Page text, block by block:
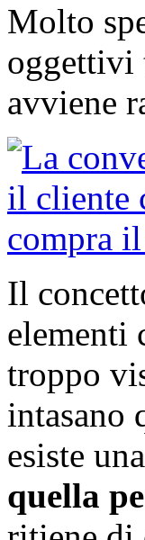
Molto
oggettivi
avviene
Il
elementi
troppo
intasano
esiste
quella